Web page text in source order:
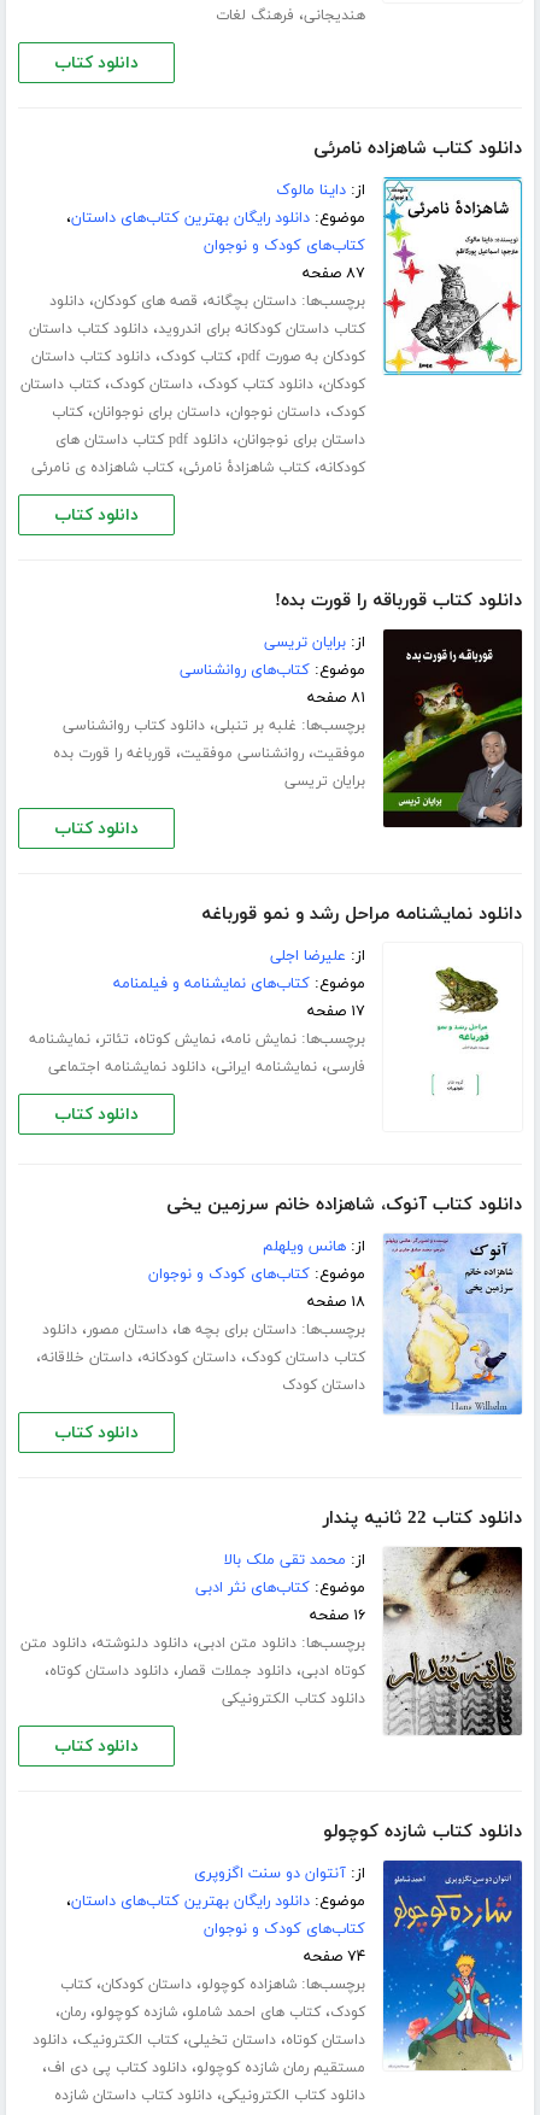
هندیجانی، فرهنگ لغات
دانلود کتاب
دانلود کتاب شاهزاده نامرئی
از:داینا مالوک
موضوع:دانلود رایگان بهترین کتاب‌های داستان،
کتاب‌های کودک و نوجوان
۸۷ صفحه
برچسب‌ها:داستان بچگانه، قصه های کودکان،دانلود
کتاب داستان کودکانه برای اندروید،دانلود کتاب داستان
کودکان به صورت pdf
،کتاب کودک،دانلود کتاب داستان
کودکان،دانلود کتاب کودک،داستان کودک،کتاب داستان
کودک،داستان نوجوان،داستان برای نوجوانان،کتاب
داستان برای نوجوانان،
دانلود pdf کتاب داستان های
کودکانه،کتاب شاهزادۀ نامرئی،کتاب شاهزاده ی نامرئی
دانلود کتاب
دانلود کتاب قورباقه را قورت بده!
از:برایان تریسی
موضوع:کتاب‌های روانشناسی
۸۱ صفحه
برچسب‌ها: غلبه بر تنبلی،دانلود کتاب روانشناسی
موفقیت،روانشناسی موفقیت، قورباغه را قورت بده
برایان تریسی
دانلود کتاب
دانلود نمایشنامه مراحل رشد و نمو قورباغه
از: علیرضا اجلی
موضوع:کتاب‌های نمایشنامه و فیلمنامه
۱۷ صفحه
برچسب‌ها:نمایش نامه،نمایش کوتاه، تئاتر،نمایشنامه
فارسی،نمایشنامه ایرانی،دانلود نمایشنامه اجتماعی
دانلود کتاب
دانلود کتاب آنوک، شاهزاده خانم سرزمین یخی
از:هانس ویلهلم
موضوع:کتاب‌های کودک و نوجوان
۱۸ صفحه
برچسب‌ها:داستان برای بچه ها،داستان مصور،دانلود
کتاب داستان کودک،داستان کودکانه،داستان خلاقانه،
داستان کودک
دانلود کتاب
دانلود کتاب 22 ثانیه پندار
از: محمد تقی ملک بالا
موضوع:کتاب‌های نثر ادبی
۱۶ صفحه
برچسب‌ها:دانلود متن ادبی،دانلود دلنوشته،دانلود متن
کوتاه ادبی،دانلود جملات قصار،دانلود داستان کوتاه،
دانلود کتاب الکترونیکی
دانلود کتاب
دانلود کتاب شازده کوچولو
از:آنتوان دو سنت اگزوپری
موضوع:دانلود رایگان بهترین کتاب‌های داستان،
کتاب‌های کودک و نوجوان
۷۴ صفحه
برچسب‌ها:شاهزاده کوچولو،داستان کودکان،کتاب
کودک،کتاب های احمد شاملو،شازده کوچولو،رمان،
داستان کوتاه،داستان تخیلی،کتاب الکترونیک،دانلود
مستقیم رمان شازده کوچولو،دانلود کتاب پی دی اف،
دانلود کتاب الکترونیکی،دانلود کتاب داستان شازده